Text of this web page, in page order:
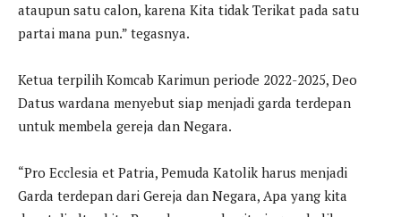
ataupun satu calon, karena Kita tidak Terikat pada satu
partai mana pun.” tegasnya.
Ketua terpilih Komcab Karimun periode 2022-2025, Deo
Datus wardana menyebut siap menjadi garda terdepan
untuk membela gereja dan Negara.
“Pro Ecclesia et Patria, Pemuda Katolik harus menjadi
Garda terdepan dari Gereja dan Negara, Apa yang kita